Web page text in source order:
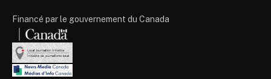
Financé par le gouvernement du Canada